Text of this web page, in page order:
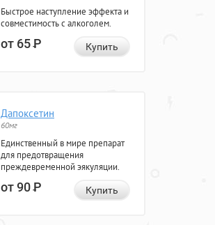
Быстрое наступление эффекта и
совместимость с алкоголем.
от 65Р Купить
Дапоксетин
60мг
Единственный в мире препарат
для предотвращения
преждевременной эякуляции.
от 90Р Купить